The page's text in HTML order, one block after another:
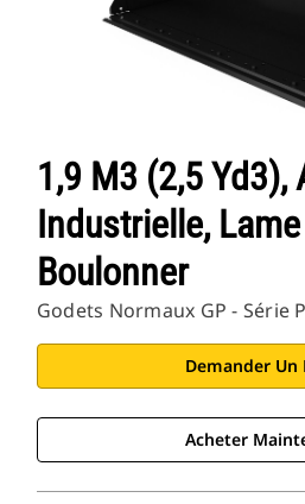
1,9 M3 (2,5 Yd3),
Industrielle,
Boulonner
Godets Normaux GP - Série
Demander Un
Acheter